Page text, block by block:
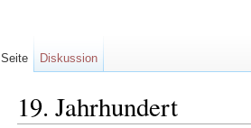
19. Jahrhundert
Seite Diskussion